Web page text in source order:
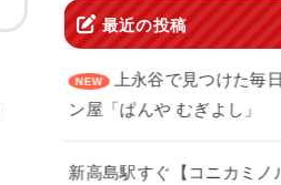
最近の投稿
上永谷で見つけた毎
ン屋「ぱんや むぎよし」
新高島駅すぐ【コニカミノ